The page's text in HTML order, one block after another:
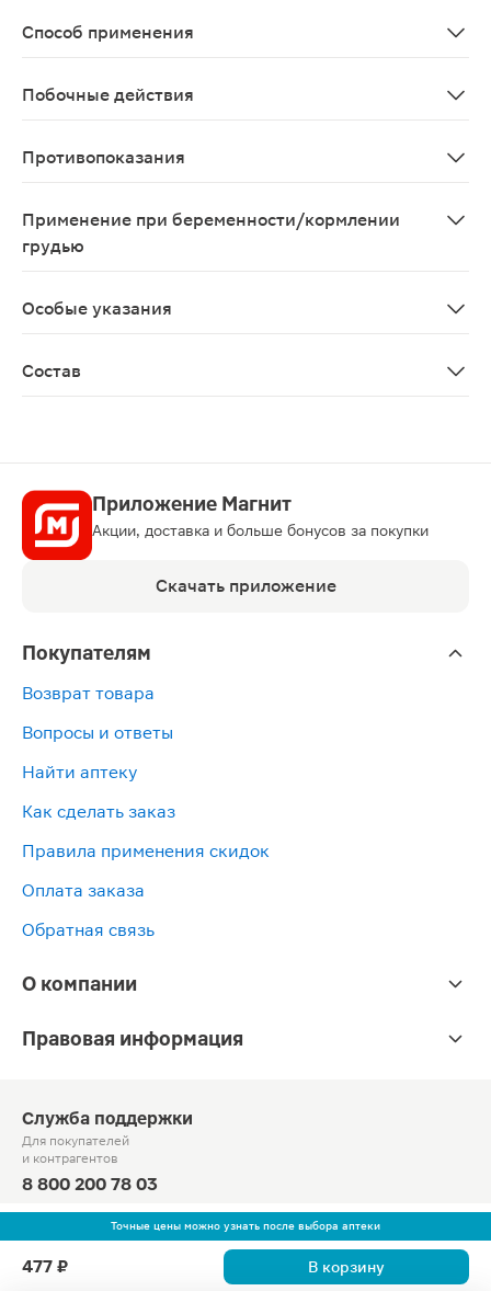
Точные цены можно узнать после выбора аптеки
477 ₽ В корзину
Способ применения
Побочные действия
Противопоказания
Применение при беременности/кормлении
грудью
Особые указания
Состав
Приложение Магнит
Акции, доставка и больше бонусов за покупки
Скачать приложение
Покупателям
Возврат товара
Вопросы и ответы
Найти аптеку
Как сделать заказ
Правила применения скидок
Оплата заказа
Обратная связь
О компании
Правовая информация
Служба поддержки
Для покупателей
и контрагентов
8 800 200 78 03
Круглосуточно, звонок по России бесплатный
© Официальный сайт сети «Магнит».